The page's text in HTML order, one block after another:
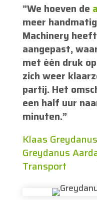
”We hoeven de
meer
Machinery
aangepast,
met één druk
zich weer
partij. Het
een half uur
minuten.”
Klaas
Greydanus
Transport